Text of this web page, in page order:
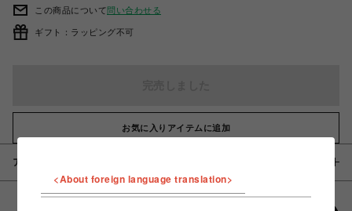
この商品について問い合わせる
ギフト：ラッピング不可
お気に入りアイテムに追加
アイテム説明 / 素材
<About foreign language translation>